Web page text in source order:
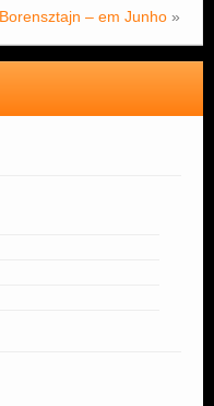
– em Junho »